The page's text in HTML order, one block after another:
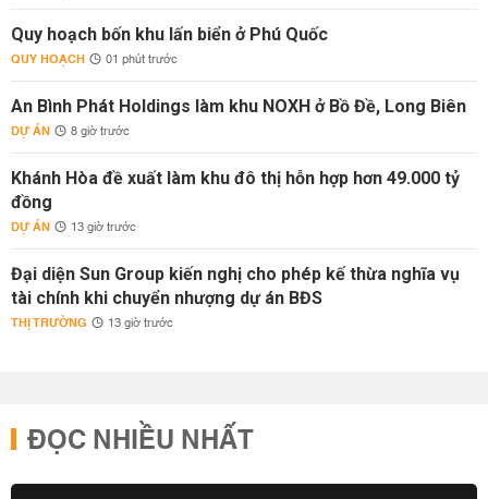
Quy hoạch bốn khu lấn biển ở Phú Quốc
QUY HOẠCH 01 phút trước
An Bình Phát Holdings làm khu NOXH ở Bồ Đề, Long Biên
DỰ ÁN 8 giờ trước
Khánh Hòa đề xuất làm khu đô thị hỗn hợp hơn 49.000 tỷ
đồng
DỰ ÁN 13 giờ trước
Đại diện Sun Group kiến nghị cho phép kế thừa nghĩa vụ
tài chính khi chuyển nhượng dự án BĐS
THỊ TRƯỜNG 13 giờ trước
ĐỌC NHIỀU NHẤT